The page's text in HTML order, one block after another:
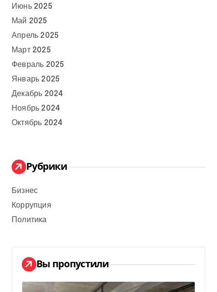
Июнь 2025
Май 2025
Апрель 2025
Март 2025
Февраль 2025
Январь 2025
Декабрь 2024
Ноябрь 2024
Октябрь 2024
Рубрики
Бизнес
Коррупция
Политика
Вы пропустили